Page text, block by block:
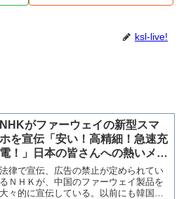
ksl-live!
NHKがファーウェイの新型スマ
ホを宣伝「安い！高精細！急速充
電！」日本の皆さんへの熱いメッ
セージも放送される
法律で宣伝、広告の禁止が定められてい
るＮＨＫが、中国のファーウェイ製品を
大々的に宣伝している。以前にも韓国の